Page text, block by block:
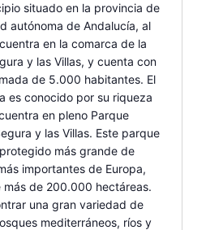
situado en la provincia de
autónoma de Andalucía, al
en la comarca de la
y las Villas, y cuenta con
de 5.000 habitantes. El
es conocido por su riqueza
en pleno Parque
y las Villas. Este parque
más grande de
importantes de Europa,
más de 200.000 hectáreas.
una gran variedad de
mediterráneos, ríos y